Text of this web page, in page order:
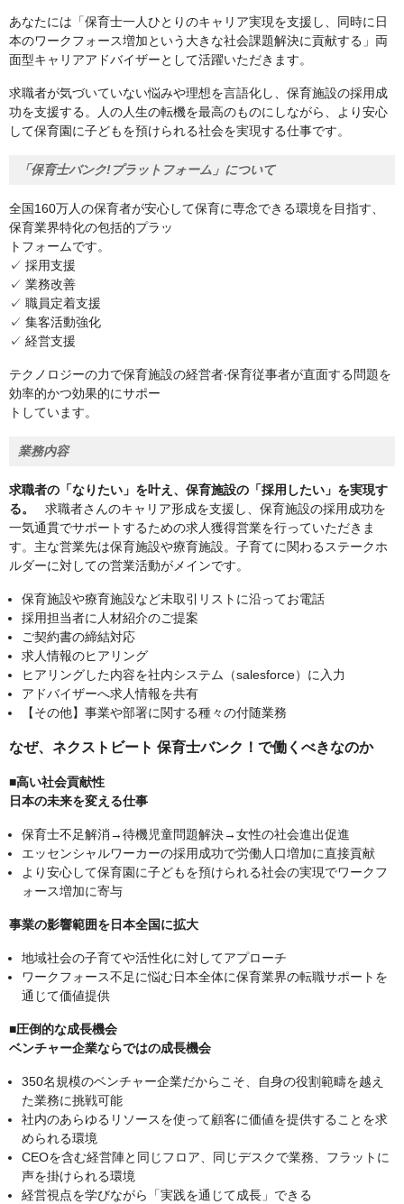
あなたには「保育士一人ひとりのキャリア実現を支援し、同時に日
本のワークフォース増加という大きな社会課題解決に貢献する」両
面型キャリアアドバイザーとして活躍いただきます。
求職者が気づいていない悩みや理想を言語化し、保育施設の採用成
功を支援する。人の人生の転機を最高のものにしながら、より安心
して保育園に子どもを預けられる社会を実現する仕事です。
「保育士バンク!プラットフォーム」について
全国160万人の保育者が安心して保育に専念できる環境を目指す、
保育業界特化の包括的プラッ
トフォームです。
✓ 採用支援
✓ 業務改善
✓ 職員定着支援
✓ 集客活動強化
✓ 経営支援
テクノロジーの力で保育施設の経営者‧保育従事者が直面する問題を
効率的かつ効果的にサポー
トしています。
業務内容
求職者の「なりたい」を叶え、保育施設の「採用したい」を実現す
る。
求職者さんのキャリア形成を支援し、保育施設の採用成功を
一気通貫でサポートするための求人獲得営業を行っていただきま
す。主な営業先は保育施設や療育施設。子育てに関わるステークホ
ルダーに対しての営業活動がメインです。
保育施設や療育施設など未取引リストに沿ってお電話
採用担当者に人材紹介のご提案
ご契約書の締結対応
求人情報のヒアリング
ヒアリングした内容を社内システム（salesforce）に入力
アドバイザーへ求人情報を共有
【その他】事業や部署に関する種々の付随業務
なぜ、ネクストビート 保育士バンク！で働くべきなのか
■高い社会貢献性
日本の未来を変える仕事
保育士不足解消→待機児童問題解決→女性の社会進出促進
エッセンシャルワーカーの採用成功で労働人口増加に直接貢献
より安心して保育園に子どもを預けられる社会の実現でワークフ
ォース増加に寄与
事業の影響範囲を日本全国に拡大
地域社会の子育てや活性化に対してアプローチ
ワークフォース不足に悩む日本全体に保育業界の転職サポートを
通じて価値提供
■圧倒的な成⻑機会
ベンチャー企業ならではの成⻑機会
350名規模のベンチャー企業だからこそ、自身の役割範疇を越え
た業務に挑戦可能
社内のあらゆるリソースを使って顧客に価値を提供することを求
められる環境
CEOを含む経営陣と同じフロア、同じデスクで業務、フラットに
声を掛けられる環境
経営視点を学びながら「実践を通じて成⻑」できる